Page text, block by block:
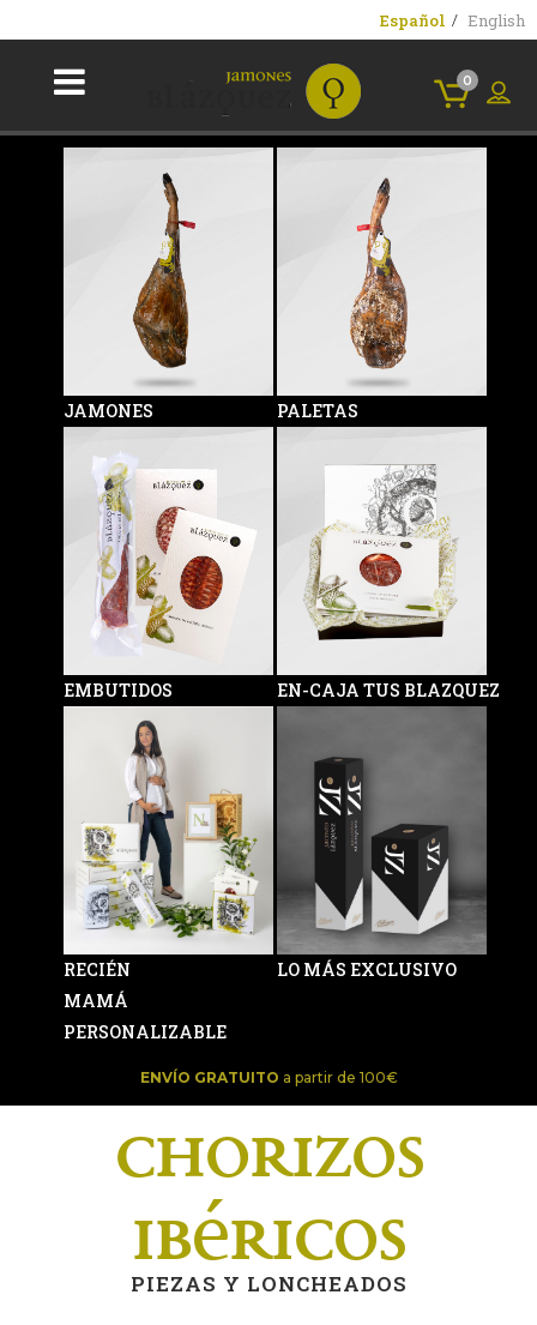
Español English
0
JAMONES PALETAS
EMBUTIDOS EN-CAJA TUS BLAZQUEZ
RECIÉN
MAMÁ
PERSONALIZABLE
LO MÁS EXCLUSIVO
ENVÍO GRATUITO a partir de 100€
Chorizos
Ibéricos
PIEZAS Y LONCHEADOS